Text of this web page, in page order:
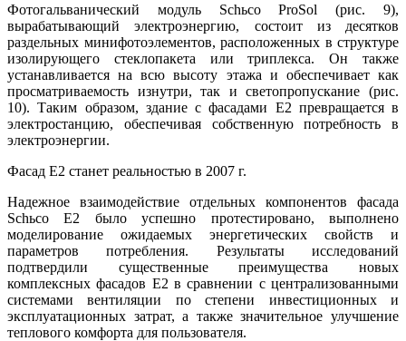
Фотогальванический модуль Schьco ProSol (рис. 9),
вырабатывающий электроэнергию, состоит из десятков
раздельных минифотоэлементов, расположенных в структуре
изолирующего стеклопакета или триплекса. Он также
устанавливается на всю высоту этажа и обеспечивает как
просматриваемость изнутри, так и светопропускание (рис.
10). Таким образом, здание с фасадами Е2 превращается в
электростанцию, обеспечивая собственную потребность в
электроэнергии.
Фасад Е2 станет реальностью в 2007 г.
Надежное взаимодействие отдельных компонентов фасада
Schьco Е2 было успешно протестировано, выполнено
моделирование ожидаемых энергетических свойств и
параметров потребления. Результаты исследований
подтвердили существенные преимущества новых
комплексных фасадов Е2 в сравнении с централизованными
системами вентиляции по степени инвестиционных и
эксплуатационных затрат, а также значительное улучшение
теплового комфорта для пользователя.